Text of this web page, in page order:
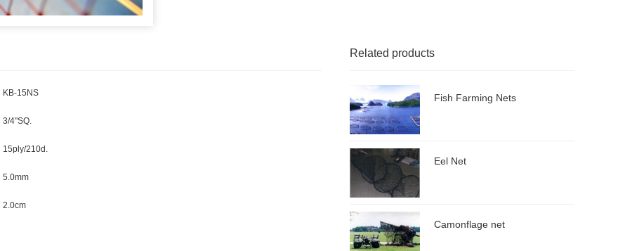
KB-15NS
3/4"SQ.
15ply/210d.
5.0mm
2.0cm
Related products
Fish Farming Nets
Eel Net
Camonflage net